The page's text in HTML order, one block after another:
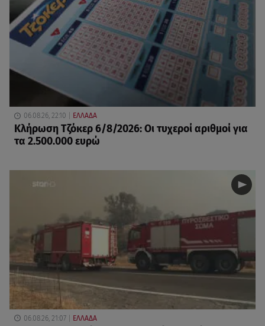
06.08.26, 22:10 ΕΛΛΑΔΑ
Κλήρωση Τζόκερ 6/8/2026: Οι τυχεροί αριθμοί για
τα 2.500.000 ευρώ
06.08.26, 21:07 ΕΛΛΑΔΑ